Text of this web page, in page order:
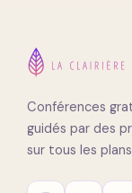
Conférences
guidés par des
sur tous les